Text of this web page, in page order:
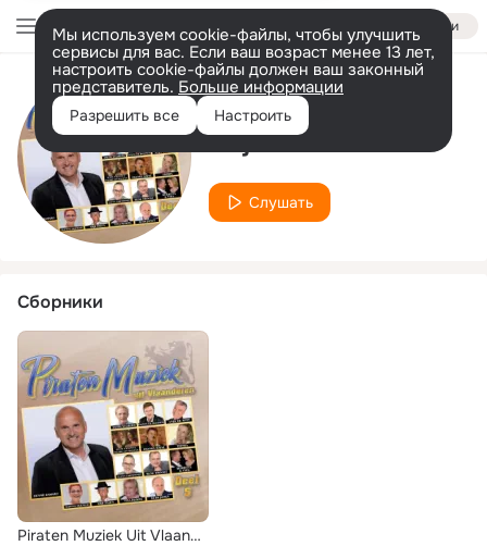
Войти
Мы используем cookie-файлы, чтобы улучшить
сервисы для вас. Если ваш возраст менее 13 лет,
настроить cookie-файлы должен ваш законный
представитель. Больше информации
Разрешить все Настроить
Исполнитель
Adje Palen
Слушать
Сборники
Piraten Muziek Uit Vlaanderen Deel 5